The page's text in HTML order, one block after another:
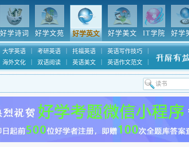
好学诗词 好学文苑 好学英文 好学美文 IT学院 好学
大学英语 考研英语 托福英语 英语写作技巧
海外文化 双语阅读 英语美文 英语作文范文